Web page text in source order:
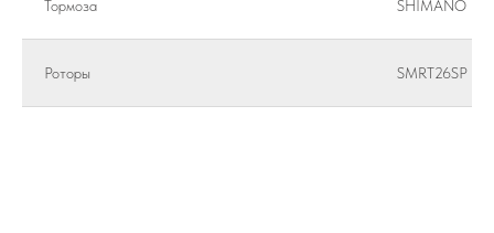
Тормоза SHIMANO
Роторы SMRT26SP